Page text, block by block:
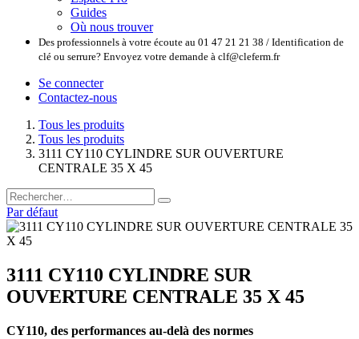
Guides
Où nous trouver
Des professionnels à votre écoute au 01 47 21 21 38 / Identification de
clé ou serrure? Envoyez votre demande à clf@cleferm.fr
Se connecter
Contactez-nous
Tous les produits
Tous les produits
3111 CY110 CYLINDRE SUR OUVERTURE
CENTRALE 35 X 45
Par défaut
3111 CY110 CYLINDRE SUR
OUVERTURE CENTRALE 35 X 45
CY110, des performances au-delà des normes